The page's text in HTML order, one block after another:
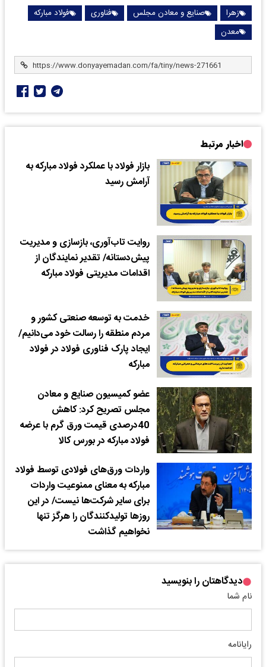
زهرا صنایع و معادن مجلس فناوری
فولاد مبارکه
معدن
اخبار مرتبط
بازار فولاد با عملکرد فولاد مبارکه به
آرامش رسید
روایت تاب‌آوری، بازسازی و مدیریت
پیش‌دستانه/ تقدیر نمایندگان از
اقدامات مدیریتی فولاد مبارکه
خدمت به توسعه صنعتی کشور و
مردم منطقه را رسالت خود می‌دانیم/
ایجاد پارک فناوری فولاد در فولاد
مبارکه
عضو کمیسیون صنایع و معادن
مجلس تصریح کرد: کاهش
40درصدی قیمت ورق گرم با عرضه
فولاد مبارکه در بورس کالا
واردات ورق‌های فولادی توسط فولاد
مبارکه به معنای ممنوعیت واردات
برای سایر شرکت‌ها نیست/ در این
روزها تولیدکنندگان را هرگز تنها
نخواهیم گذاشت
دیدگاهتان را بنویسید
نام شما
رایانامه